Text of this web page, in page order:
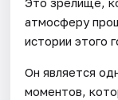
атмосферу
истории этого
Он является
моментов,